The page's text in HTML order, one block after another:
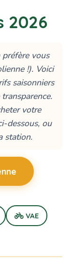
2026
vous
!). Voici
saisonniers
votre
dessous, ou
station.
VAE